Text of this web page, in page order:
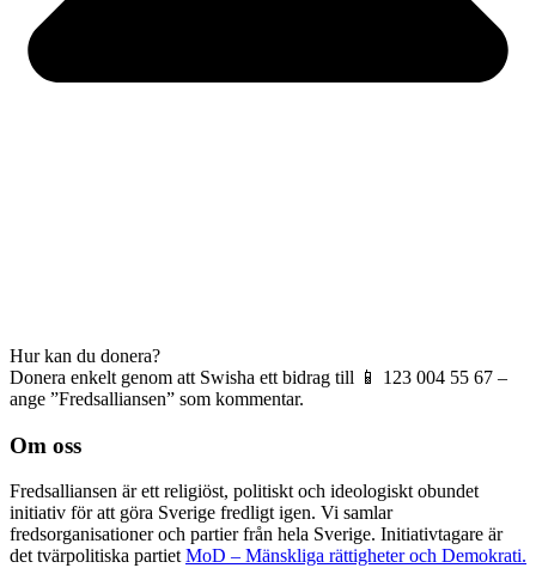
Hur kan du donera?
Donera enkelt genom att Swisha ett bidrag till 📱 123 004 55 67 –
ange ”Fredsalliansen” som kommentar.
Om oss
Fredsalliansen är ett religiöst, politiskt och ideologiskt obundet
initiativ för att göra Sverige fredligt igen. Vi samlar
fredsorganisationer och partier från hela Sverige. Initiativtagare är
det tvärpolitiska partiet MoD – Mänskliga rättigheter och Demokrati.